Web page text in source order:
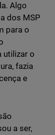
Algo
dos MSP
para o
utilizar o
fazia
e
a ser,